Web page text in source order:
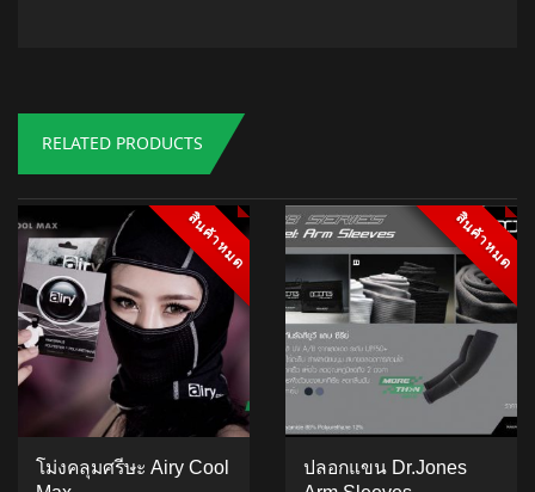
RELATED PRODUCTS
สินค้าหมด
สินค้าหมด
โม่งคลุมศรีษะ Airy Cool
สินค้าหมด
สินค้าหมด
ปลอกแขน Dr.Jones